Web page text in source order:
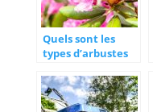
Quels sont les
types d’arbustes
une terre bruyere
?